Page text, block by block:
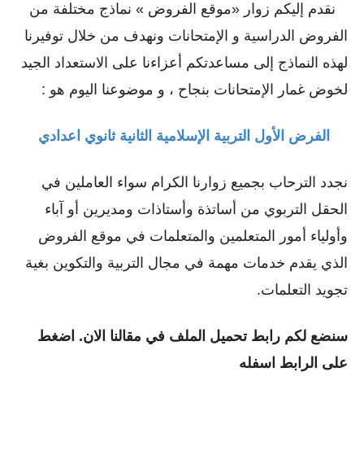
نقدم إليكم زوار «موقع الفروض » نماذج مختلفة من
الفروض الدراسية و الإمتحانات ونهدف من خلال توفيرنا
لهذه النماذج إلى مساعدتكم أعزاءنا على الاستعداد الجيد
لخوض غمار الإمتحانات بنجاح ، و موضوعنا اليوم هو :
الفرض الأول التربية الإسلامية الثانية ثانوي اعدادي
نجدد الترحاب بجميع زوارنا الكرام سواء العاملين في
الحقل التربوي من أساتذة وأستاذات ومديرين أو ﺁباء
وأولياء أمور المتعلمين والمتعلمات في موقع الفروض
الذي يقدم خدمات مهمة في مجال التربية والتكوين بغية
تجويد التعلمات.
سنضع لكم رابط تحميل الملف في مقالنا الان. اضغط
على الرابط اسفله